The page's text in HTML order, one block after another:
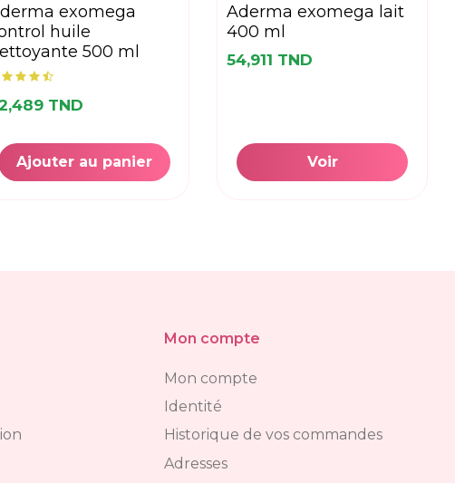
huile
500 ml
TND
Ajouter au panier
aderma exomega lait
400 ml
54,911 TND
Voir
Mon compte
Mon compte
Identité
Historique de vos commandes
Adresses